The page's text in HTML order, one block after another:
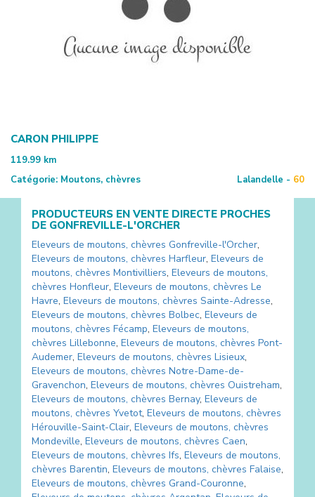
CARON PHILIPPE
119.99 km
Catégorie: Moutons, chèvres Lalandelle - 60
PRODUCTEURS EN VENTE DIRECTE PROCHES
DE GONFREVILLE-L'ORCHER
Eleveurs de moutons, chèvres Gonfreville-l'Orcher,
Eleveurs de moutons, chèvres Harfleur, Eleveurs de
moutons, chèvres Montivilliers, Eleveurs de moutons,
chèvres Honfleur, Eleveurs de moutons, chèvres Le
Havre, Eleveurs de moutons, chèvres Sainte-Adresse,
Eleveurs de moutons, chèvres Bolbec, Eleveurs de
moutons, chèvres Fécamp, Eleveurs de moutons,
chèvres Lillebonne, Eleveurs de moutons, chèvres Pont-
Audemer, Eleveurs de moutons, chèvres Lisieux,
Eleveurs de moutons, chèvres Notre-Dame-de-
Gravenchon, Eleveurs de moutons, chèvres Ouistreham,
Eleveurs de moutons, chèvres Bernay, Eleveurs de
moutons, chèvres Yvetot, Eleveurs de moutons, chèvres
Hérouville-Saint-Clair, Eleveurs de moutons, chèvres
Mondeville, Eleveurs de moutons, chèvres Caen,
Eleveurs de moutons, chèvres Ifs, Eleveurs de moutons,
chèvres Barentin, Eleveurs de moutons, chèvres Falaise,
Eleveurs de moutons, chèvres Grand-Couronne,